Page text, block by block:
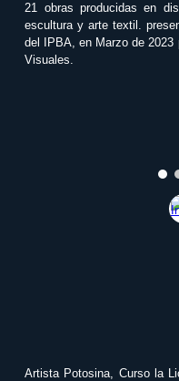
21 obras producidas en
escultura y arte textil.
del IPBA, en Marzo de 2023
Visuales.
Artista Potosina, Curso la